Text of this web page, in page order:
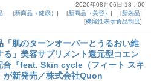
2026年08月06日 18：00
新商品（健康） 新商品（美容）
新製品
機能性表示食品制度
「肌のターンオーバーとうるおい維
る」美容サプリメント還元型コエン
合『feat. Skin cycle（フィート スキ
が新発売／株式会社Quon